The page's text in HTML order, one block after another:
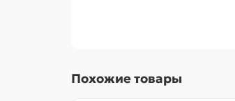
Похожие товары